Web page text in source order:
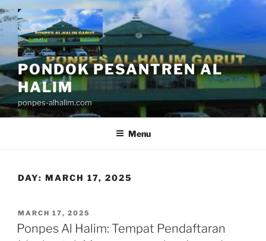
Skip
to
content
PONDOK PESANTREN AL
HALIM
ponpes-alhalim.com
Menu
DAY: MARCH 17, 2025
POSTED
ON
MARCH 17, 2025
Ponpes Al Halim: Tempat Pendaftaran